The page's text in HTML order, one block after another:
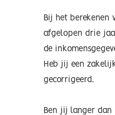
Bij het berekenen
afgelopen drie
de
Heb jij een
gecorrigeerd.
Ben jij langer dan